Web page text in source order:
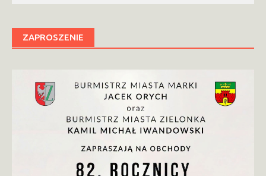
ZAPROSZENIE